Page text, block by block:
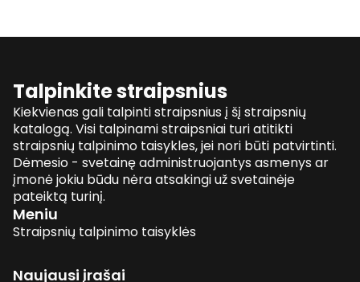
Talpinkite straipsnius
Kiekvienas gali talpinti straipsnius į šį straipsnių
katalogą. Visi talpinami straipsniai turi atitikti
straipsnių talpinimo taisykles, jei nori būti patvirtinti.
Dėmesio - svetainę administruojantys asmenys ar
įmonė jokiu būdu nėra atsakingi už svetainėje
pateiktą turinį.
Meniu
Straipsnių talpinimo taisyklės
Naujausi įrašai